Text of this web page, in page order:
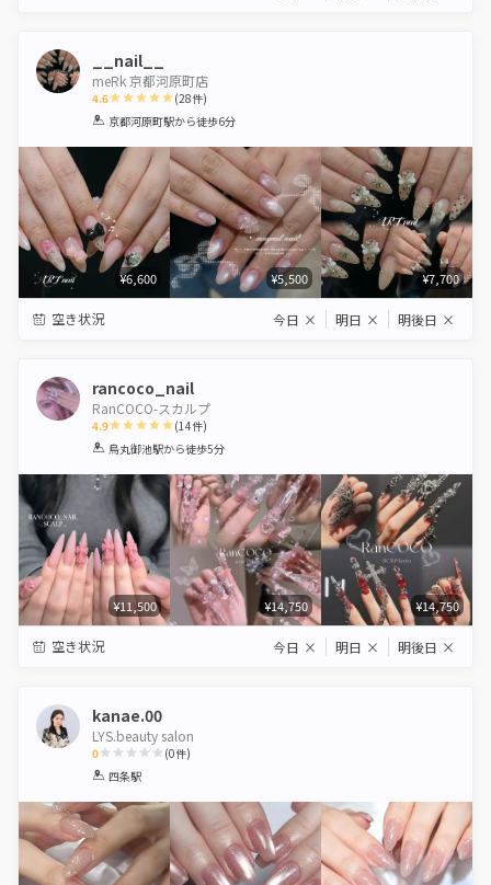
__nail__
meRk 京都河原町店
4.6
1 2 3 4 5
(28件)
京都河原町駅から徒歩6分
¥6,600 ¥5,500 ¥7,700
空き状況 今日 × 明日 × 明後日 ×
rancoco_nail
RanCOCO-スカルプ
4.9
1 2 3 4 5
(14件)
烏丸御池駅から徒歩5分
¥11,500 ¥14,750 ¥14,750
空き状況 今日 × 明日 × 明後日 ×
kanae.00
LYS.beauty salon
0
1 2 3 4
(0件)
四条駅